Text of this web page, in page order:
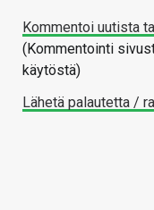
Kommentoi uutista
(Kommentointi
käytöstä)
Lähetä palautetta /